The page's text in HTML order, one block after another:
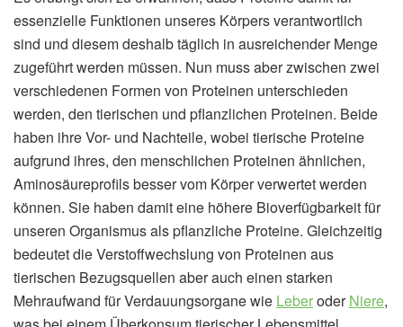
essenzielle Funktionen unseres Körpers verantwortlich
sind und diesem deshalb täglich in ausreichender Menge
zugeführt werden müssen. Nun muss aber zwischen zwei
verschiedenen Formen von Proteinen unterschieden
werden, den tierischen und pflanzlichen Proteinen. Beide
haben ihre Vor- und Nachteile, wobei tierische Proteine
aufgrund ihres, den menschlichen Proteinen ähnlichen,
Aminosäureprofils besser vom Körper verwertet werden
können. Sie haben damit eine höhere Bioverfügbarkeit für
unseren Organismus als pflanzliche Proteine. Gleichzeitig
bedeutet die Verstoffwechslung von Proteinen aus
tierischen Bezugsquellen aber auch einen starken
Mehraufwand für Verdauungsorgane wie LeberoderNiere,